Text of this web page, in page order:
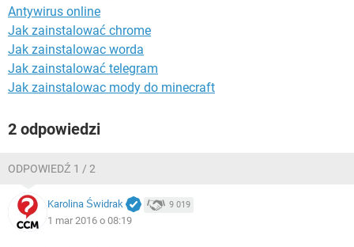
Antywirus online
Jak zainstalować chrome
Jak zainstalowac worda
Jak zainstalować telegram
Jak zainstalowac mody do minecraft
2 odpowiedzi
ODPOWIEDŹ 1 / 2
Karolina Świdrak 9 019
1 mar 2016 o 08:19